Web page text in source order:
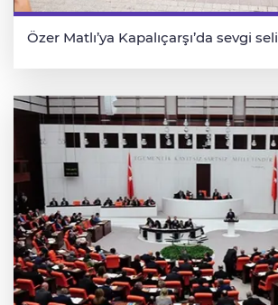
Özer Matlı’ya Kapalıçarşı’da sevgi seli